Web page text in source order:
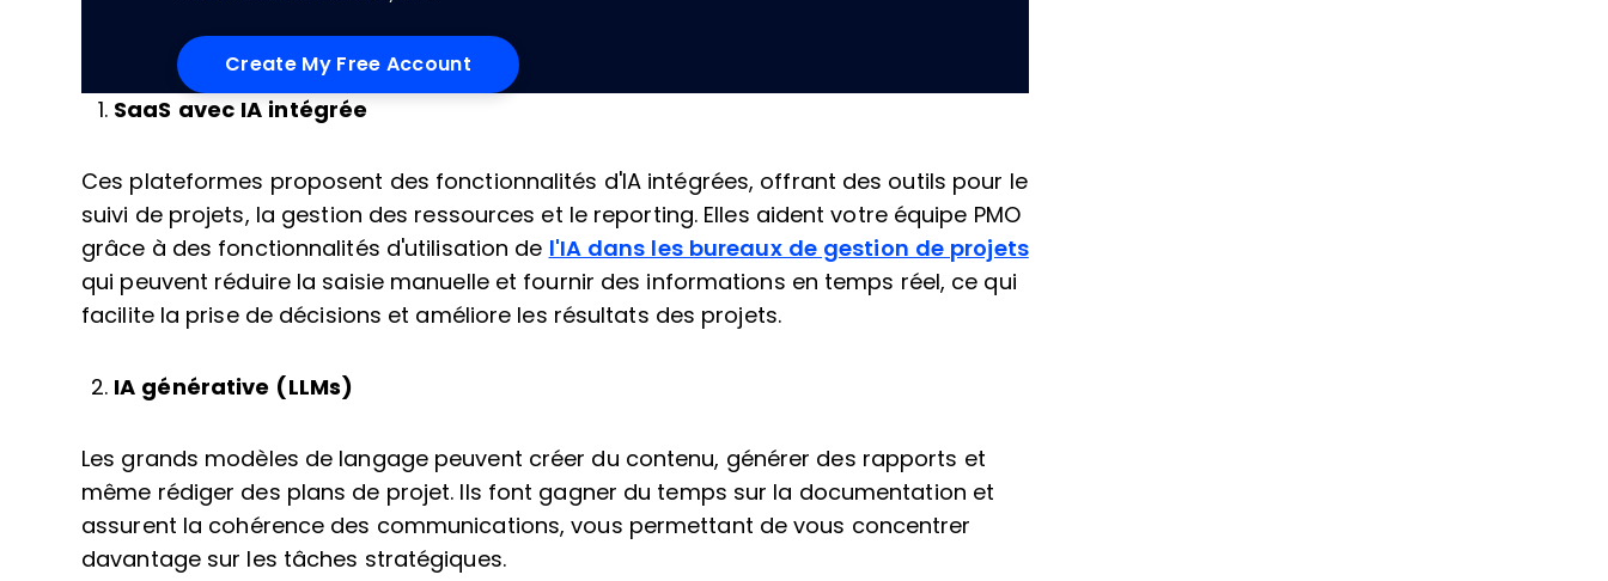
SaaS avec IA intégrée
Ces plateformes proposent des fonctionnalités d'IA intégrées, offrant des outils pour le
suivi de projets, la gestion des ressources et le reporting. Elles aident votre équipe PMO
grâce à des fonctionnalités d'utilisation de l'IA dans les bureaux de gestion de projets
qui peuvent réduire la saisie manuelle et fournir des informations en temps réel, ce qui
facilite la prise de décisions et améliore les résultats des projets.
IA générative (LLMs)
Les grands modèles de langage peuvent créer du contenu, générer des rapports et
même rédiger des plans de projet. Ils font gagner du temps sur la documentation et
assurent la cohérence des communications, vous permettant de vous concentrer
davantage sur les tâches stratégiques.